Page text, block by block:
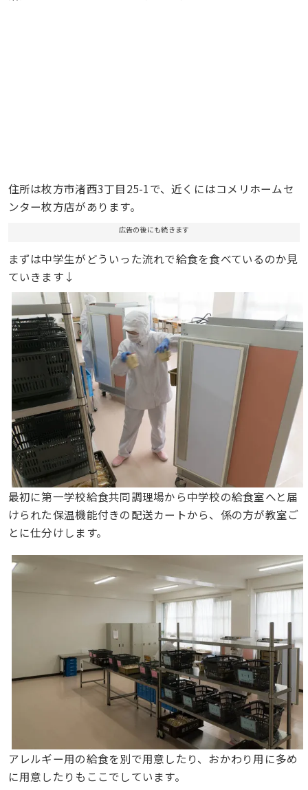
住所は枚方市渚西3丁目25-1で、近くにはコメリホームセ
ンター枚方店があります。
広告の後にも続きます
まずは中学生がどういった流れで給食を食べているのか見
ていきます↓
最初に第一学校給食共同調理場から中学校の給食室へと届
けられた保温機能付きの配送カートから、係の方が教室ご
とに仕分けします。
アレルギー用の給食を別で用意したり、おかわり用に多め
に用意したりもここでしています。